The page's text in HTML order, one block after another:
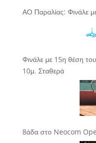
ΑΟ Παραλίας: Φινάλε
Φινάλε με 15η θέση
10μ. Σταθερά
8άδα στο Neocom